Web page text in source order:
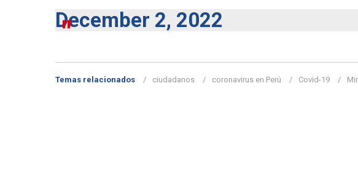
December 2, 2022
Temas relacionados ciudadanos coronavirus en Perú Covid-19